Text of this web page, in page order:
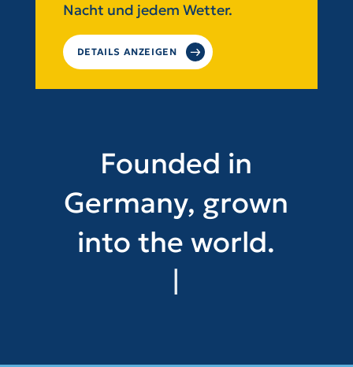
Nacht und jedem Wetter.
DETAILS ANZEIGEN
Founded in
Germany, grown
into the world.
More than